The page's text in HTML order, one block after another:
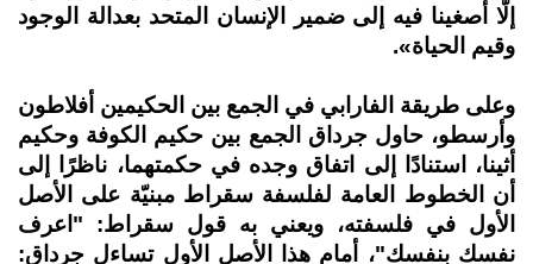
إلَّا أصغينا فيه إلى ضمير الإنسان المتحد بعدالة الوجود
وقيم الحياة».
وعلى طريقة الفارابي في الجمع بين الحكيمين أفلاطون
وأرسطو، حاول جرداق الجمع بين حكيم الكوفة وحكيم
أثينا، استنادًا إلى اتفاق وجده في حكمتهما، ناظرًا إلى
أن الخطوط العامة لفلسفة سقراط مبنيّة على الأصل
الأول في فلسفته، ويعني به قول سقراط: "اعرف
نفسك بنفسك"، أمام هذا الأصل الأول تساءل جرداق: